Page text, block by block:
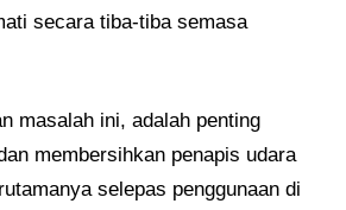
secara tiba-tiba semasa
masalah ini, adalah penting
membersihkan penapis udara
selepas penggunaan di